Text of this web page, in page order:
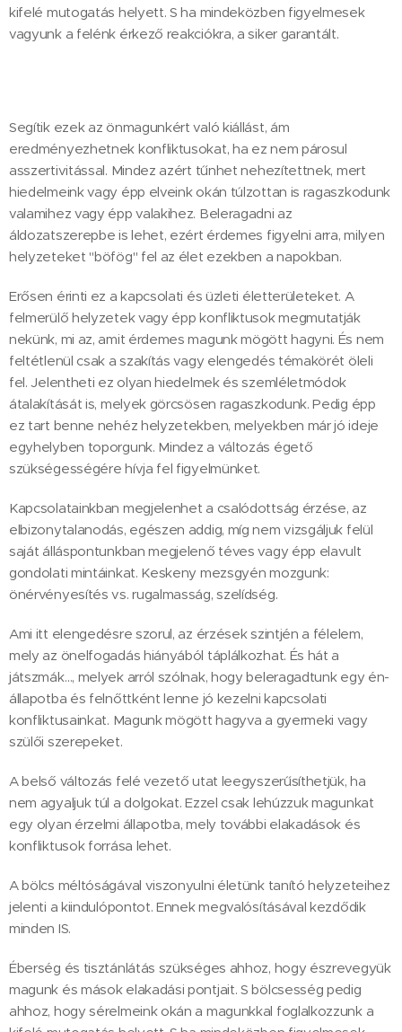
kifelé mutogatás helyett. S ha mindeközben figyelmesek
vagyunk a felénk érkező reakciókra, a siker garantált.
Segítik ezek az önmagunkért való kiállást, ám
eredményezhetnek konfliktusokat, ha ez nem párosul
asszertivitással. Mindez azért tűnhet nehezítettnek, mert
hiedelmeink vagy épp elveink okán túlzottan is ragaszkodunk
valamihez vagy épp valakihez. Beleragadni az
áldozatszerepbe is lehet, ezért érdemes figyelni arra, milyen
helyzeteket "böfög" fel az élet ezekben a napokban.
Erősen érinti ez a kapcsolati és üzleti életterületeket. A
felmerülő helyzetek vagy épp konfliktusok megmutatják
nekünk, mi az, amit érdemes magunk mögött hagyni. És nem
feltétlenül csak a szakítás vagy elengedés témakörét öleli
fel. Jelentheti ez olyan hiedelmek és szemléletmódok
átalakítását is, melyek görcsösen ragaszkodunk. Pedig épp
ez tart benne nehéz helyzetekben, melyekben már jó ideje
egyhelyben toporgunk. Mindez a változás égető
szükségességére hívja fel figyelmünket.
Kapcsolatainkban megjelenhet a csalódottság érzése, az
elbizonytalanodás, egészen addig, míg nem vizsgáljuk felül
saját álláspontunkban megjelenő téves vagy épp elavult
gondolati mintáinkat. Keskeny mezsgyén mozgunk:
önérvényesítés vs. rugalmasság, szelídség.
Ami itt elengedésre szorul, az érzések szintjén a félelem,
mely az önelfogadás hiányából táplálkozhat. És hát a
játszmák…, melyek arról szólnak, hogy beleragadtunk egy én-
állapotba és felnőttként lenne jó kezelni kapcsolati
konfliktusainkat. Magunk mögött hagyva a gyermeki vagy
szülői szerepeket.
A belső változás felé vezető utat leegyszerűsíthetjük, ha
nem agyaljuk túl a dolgokat. Ezzel csak lehúzzuk magunkat
egy olyan érzelmi állapotba, mely további elakadások és
konfliktusok forrása lehet.
A bölcs méltóságával viszonyulni életünk tanító helyzeteihez
jelenti a kiindulópontot. Ennek megvalósításával kezdődik
minden IS.
Éberség és tisztánlátás szükséges ahhoz, hogy észrevegyük
magunk és mások elakadási pontjait. S bölcsesség pedig
ahhoz, hogy sérelmeink okán a magunkkal foglalkozzunk a